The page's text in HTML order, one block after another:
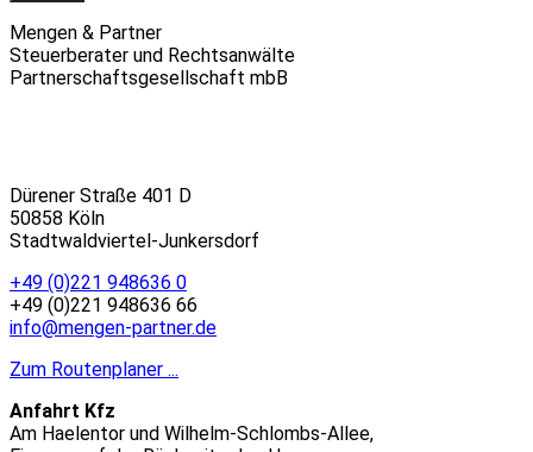
Mengen & Partner
Steuerberater und Rechtsanwälte
Partnerschaftsgesellschaft mbB
Dürener Straße 401 D
50858 Köln
Stadtwaldviertel-Junkersdorf
+49 (0)221 948636 0
+49 (0)221 948636 66
info@mengen-partner.de
Zum Routenplaner ...
Anfahrt Kfz
Am Haelentor und Wilhelm-Schlombs-Allee,